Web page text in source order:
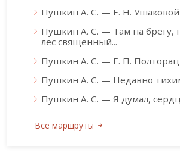
Пушкин А. С. — Е. Н. Ушаковой
Пушкин А. С. — Там на брегу,
лес священный...
Пушкин А. С. — Е. П.
Пушкин А. С. — Недавно
Пушкин А. С. — Я думал,
Все маршруты